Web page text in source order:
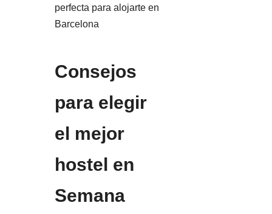
perfecta para alojarte en
Barcelona
Consejos
para elegir
el mejor
hostel en
Semana